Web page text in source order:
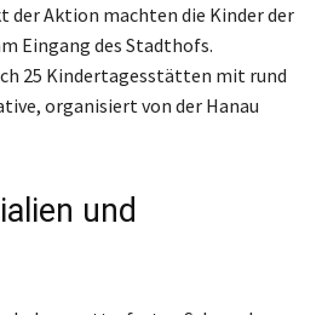
der Aktion machten die Kinder der
Eingang des Stadthofs.
25 Kindertagesstätten mit rund
organisiert von der Hanau
und